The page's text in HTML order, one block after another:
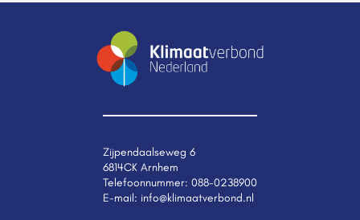
Zijpendaalseweg 6
6814CK Arnhem
Telefoonnummer: 088-0238900
E-mail: info@klimaatverbond.nl